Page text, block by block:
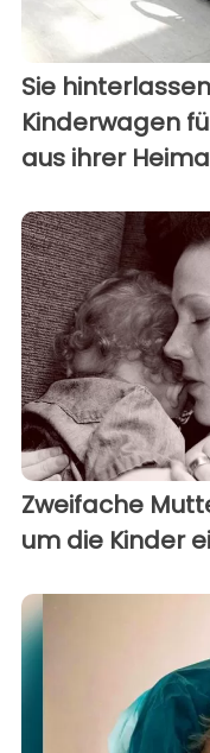
Sie
Kinderwagen
aus ihrer
Zweifache
um die Kinder